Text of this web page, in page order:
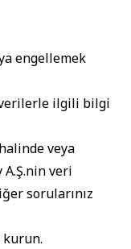
engellemek
verilerle ilgili bilgi
veya
veri
sorularınız